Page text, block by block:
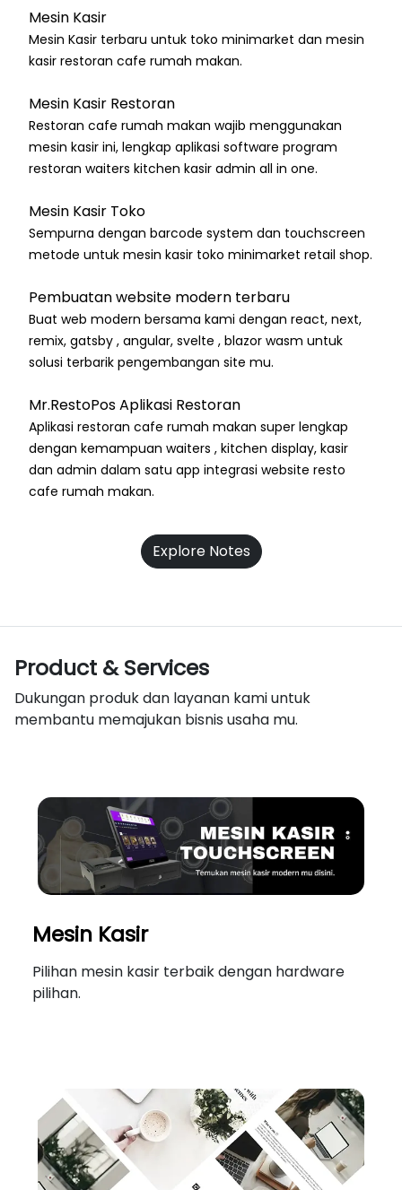
Mesin Kasir
Mesin Kasir terbaru untuk toko minimarket dan mesin
kasir restoran cafe rumah makan.
Mesin Kasir Restoran
Restoran cafe rumah makan wajib menggunakan
mesin kasir ini, lengkap aplikasi software program
restoran waiters kitchen kasir admin all in one.
Mesin Kasir Toko
Sempurna dengan barcode system dan touchscreen
metode untuk mesin kasir toko minimarket retail shop.
Pembuatan website modern terbaru
Buat web modern bersama kami dengan react, next,
remix, gatsby , angular, svelte , blazor wasm untuk
solusi terbarik pengembangan site mu.
Mr.RestoPos Aplikasi Restoran
Aplikasi restoran cafe rumah makan super lengkap
dengan kemampuan waiters , kitchen display, kasir
dan admin dalam satu app integrasi website resto
cafe rumah makan.
Explore Notes
Product & Services
Dukungan produk dan layanan kami untuk
membantu memajukan bisnis usaha mu.
Mesin Kasir
Pilihan mesin kasir terbaik dengan hardware
pilihan.